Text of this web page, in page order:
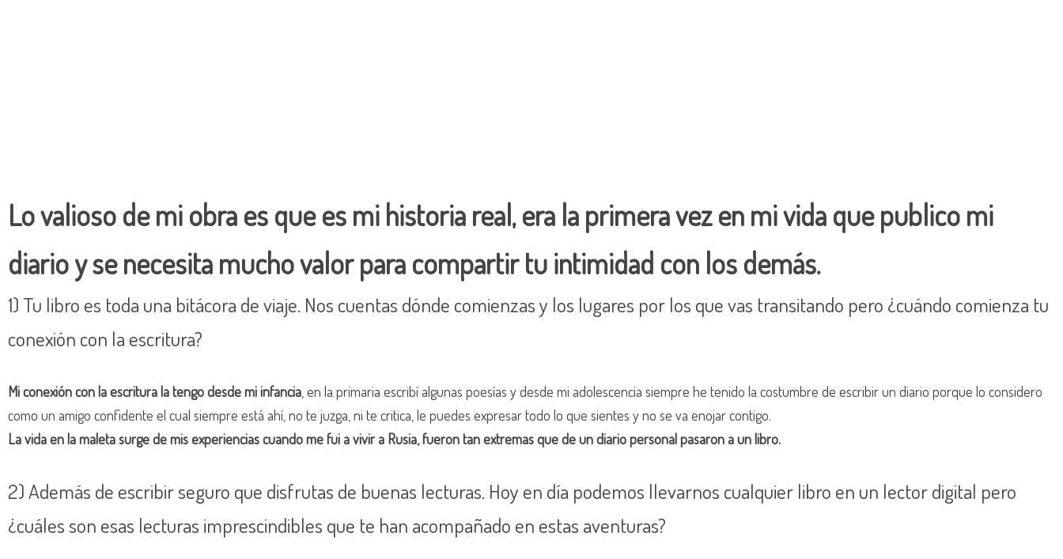
Lo valioso de mi obra es que es mi historia real, era la primera vez en mi vida que publico mi
diario y se necesita mucho valor para compartir tu intimidad con los demás.
1) Tu libro es toda una bitácora de viaje. Nos cuentas dónde comienzas y los lugares por los que vas transitando pero ¿cuándo comienza tu
conexión con la escritura?
Mi conexión con la escritura la tengo desde mi infancia , en la primaria escribí algunas poesías y desde mi adolescencia siempre he tenido la costumbre de escribir un diario porque lo considero
como un amigo confidente el cual siempre está ahí, no te juzga, ni te critica, le puedes expresar todo lo que sientes y no se va enojar contigo.
La vida en la maleta surge de mis experiencias cuando me fui a vivir a Rusia, fueron tan extremas que de un diario personal pasaron a un libro.
2) Además de escribir seguro que disfrutas de buenas lecturas. Hoy en día podemos llevarnos cualquier libro en un lector digital pero
¿cuáles son esas lecturas imprescindibles que te han acompañado en estas aventuras?